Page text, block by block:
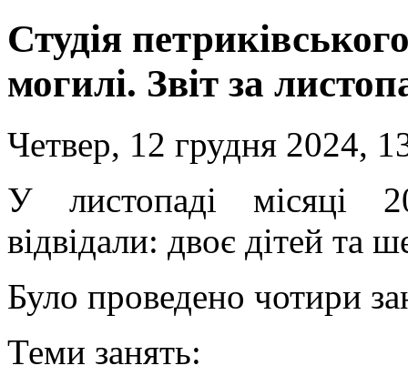
Студія
могилі. Звіт за
Четвер, 12 грудня 2024,
У листопаді місяці
відвідали: двоє дітей та
Було проведено чотири
Теми занять: